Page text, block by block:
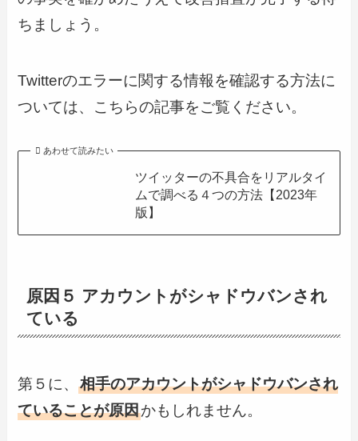
ちましょう。
Twitterのエラーに関する情報を確認する方法に
ついては、こちらの記事をご覧ください。
あわせて読みたい
ツイッターの不具合をリアルタイ
ムで調べる４つの方法【2023年
版】
原因５ アカウントがシャドウバンされ
ている
第５に、相手のアカウントがシャドウバンされ
ていることが原因かもしれません。